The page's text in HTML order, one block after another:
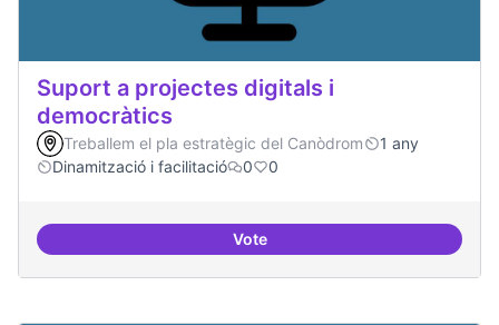
Suport a projectes digitals i
democràtics
Treballem el pla estratègic del Canòdrom
1 any
Dinamització i facilitació
0 0
VoteSuport a projectes digitals i